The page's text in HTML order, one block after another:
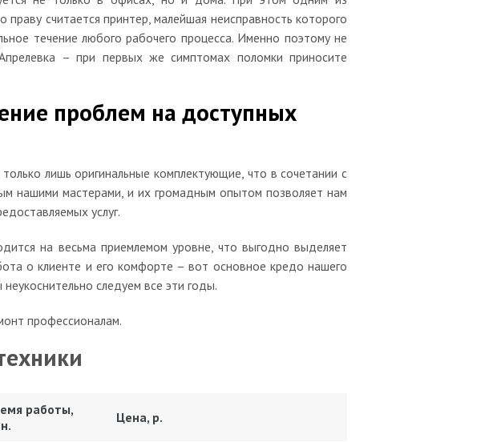
считается принтер, малейшая неисправность которого
течение любого рабочего процесса. Именно поэтому не
– при первых же симптомах поломки приносите
проблем на доступных
лишь оригинальные комплектующие, что в сочетании с
нашими мастерами, и их громадным опытом позволяет нам
услуг.
на весьма приемлемом уровне, что выгодно выделяет
о клиенте и его комфорте – вот основное кредо нашего
следуем все эти годы.
профессионалам.
работы,
Цена, р.